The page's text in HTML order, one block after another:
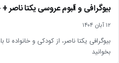
بیوگرافی و آلبوم عروسی یکتا
۱۲ آبان ۱۴۰۴
بیوگرافی یکتا ناصر، از کودکی و خانواده تا
بخوانید